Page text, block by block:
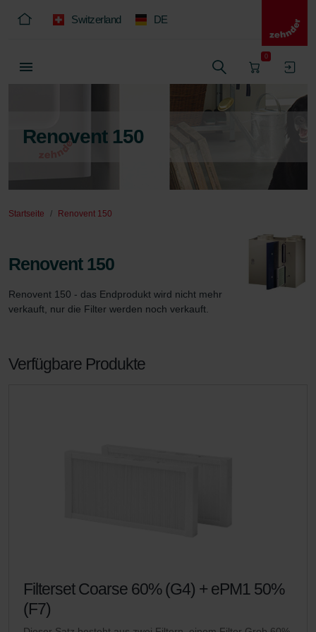
Switzerland DE
0
Renovent 150
Startseite Renovent 150
Renovent 150
Renovent 150 - das Endprodukt wird nicht mehr
verkauft, nur die Filter werden noch verkauft.
Verfügbare Produkte
Filterset Coarse 60% (G4) + ePM1 50%
(F7)